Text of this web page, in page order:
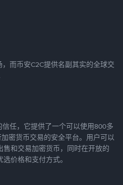
而币安C2C提供名副其实的全球交
任，它提供了一个可以使用800多
密货币交易的安全平台。用户可以
和交易加密货币，同时在开放的
价格和支付方式。